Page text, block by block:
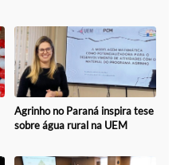
Agrinho no Paraná inspira tese
sobre água rural na UEM